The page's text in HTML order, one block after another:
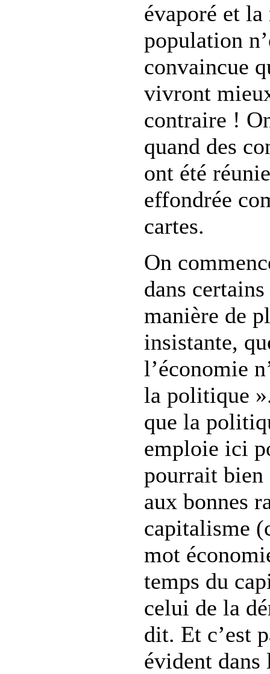
évaporé et
population
convaincue
vivront
contraire !
quand des
ont été
effondrée
cartes.
On
dans
manière de
insistante,
l’économie
la politique
que la
emploie ici
pourrait bien
aux bonnes
capitalisme
mot
temps du
celui de la
dit. Et c’est
évident dans